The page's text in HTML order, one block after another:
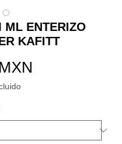
ML ENTERIZO
KAFITT